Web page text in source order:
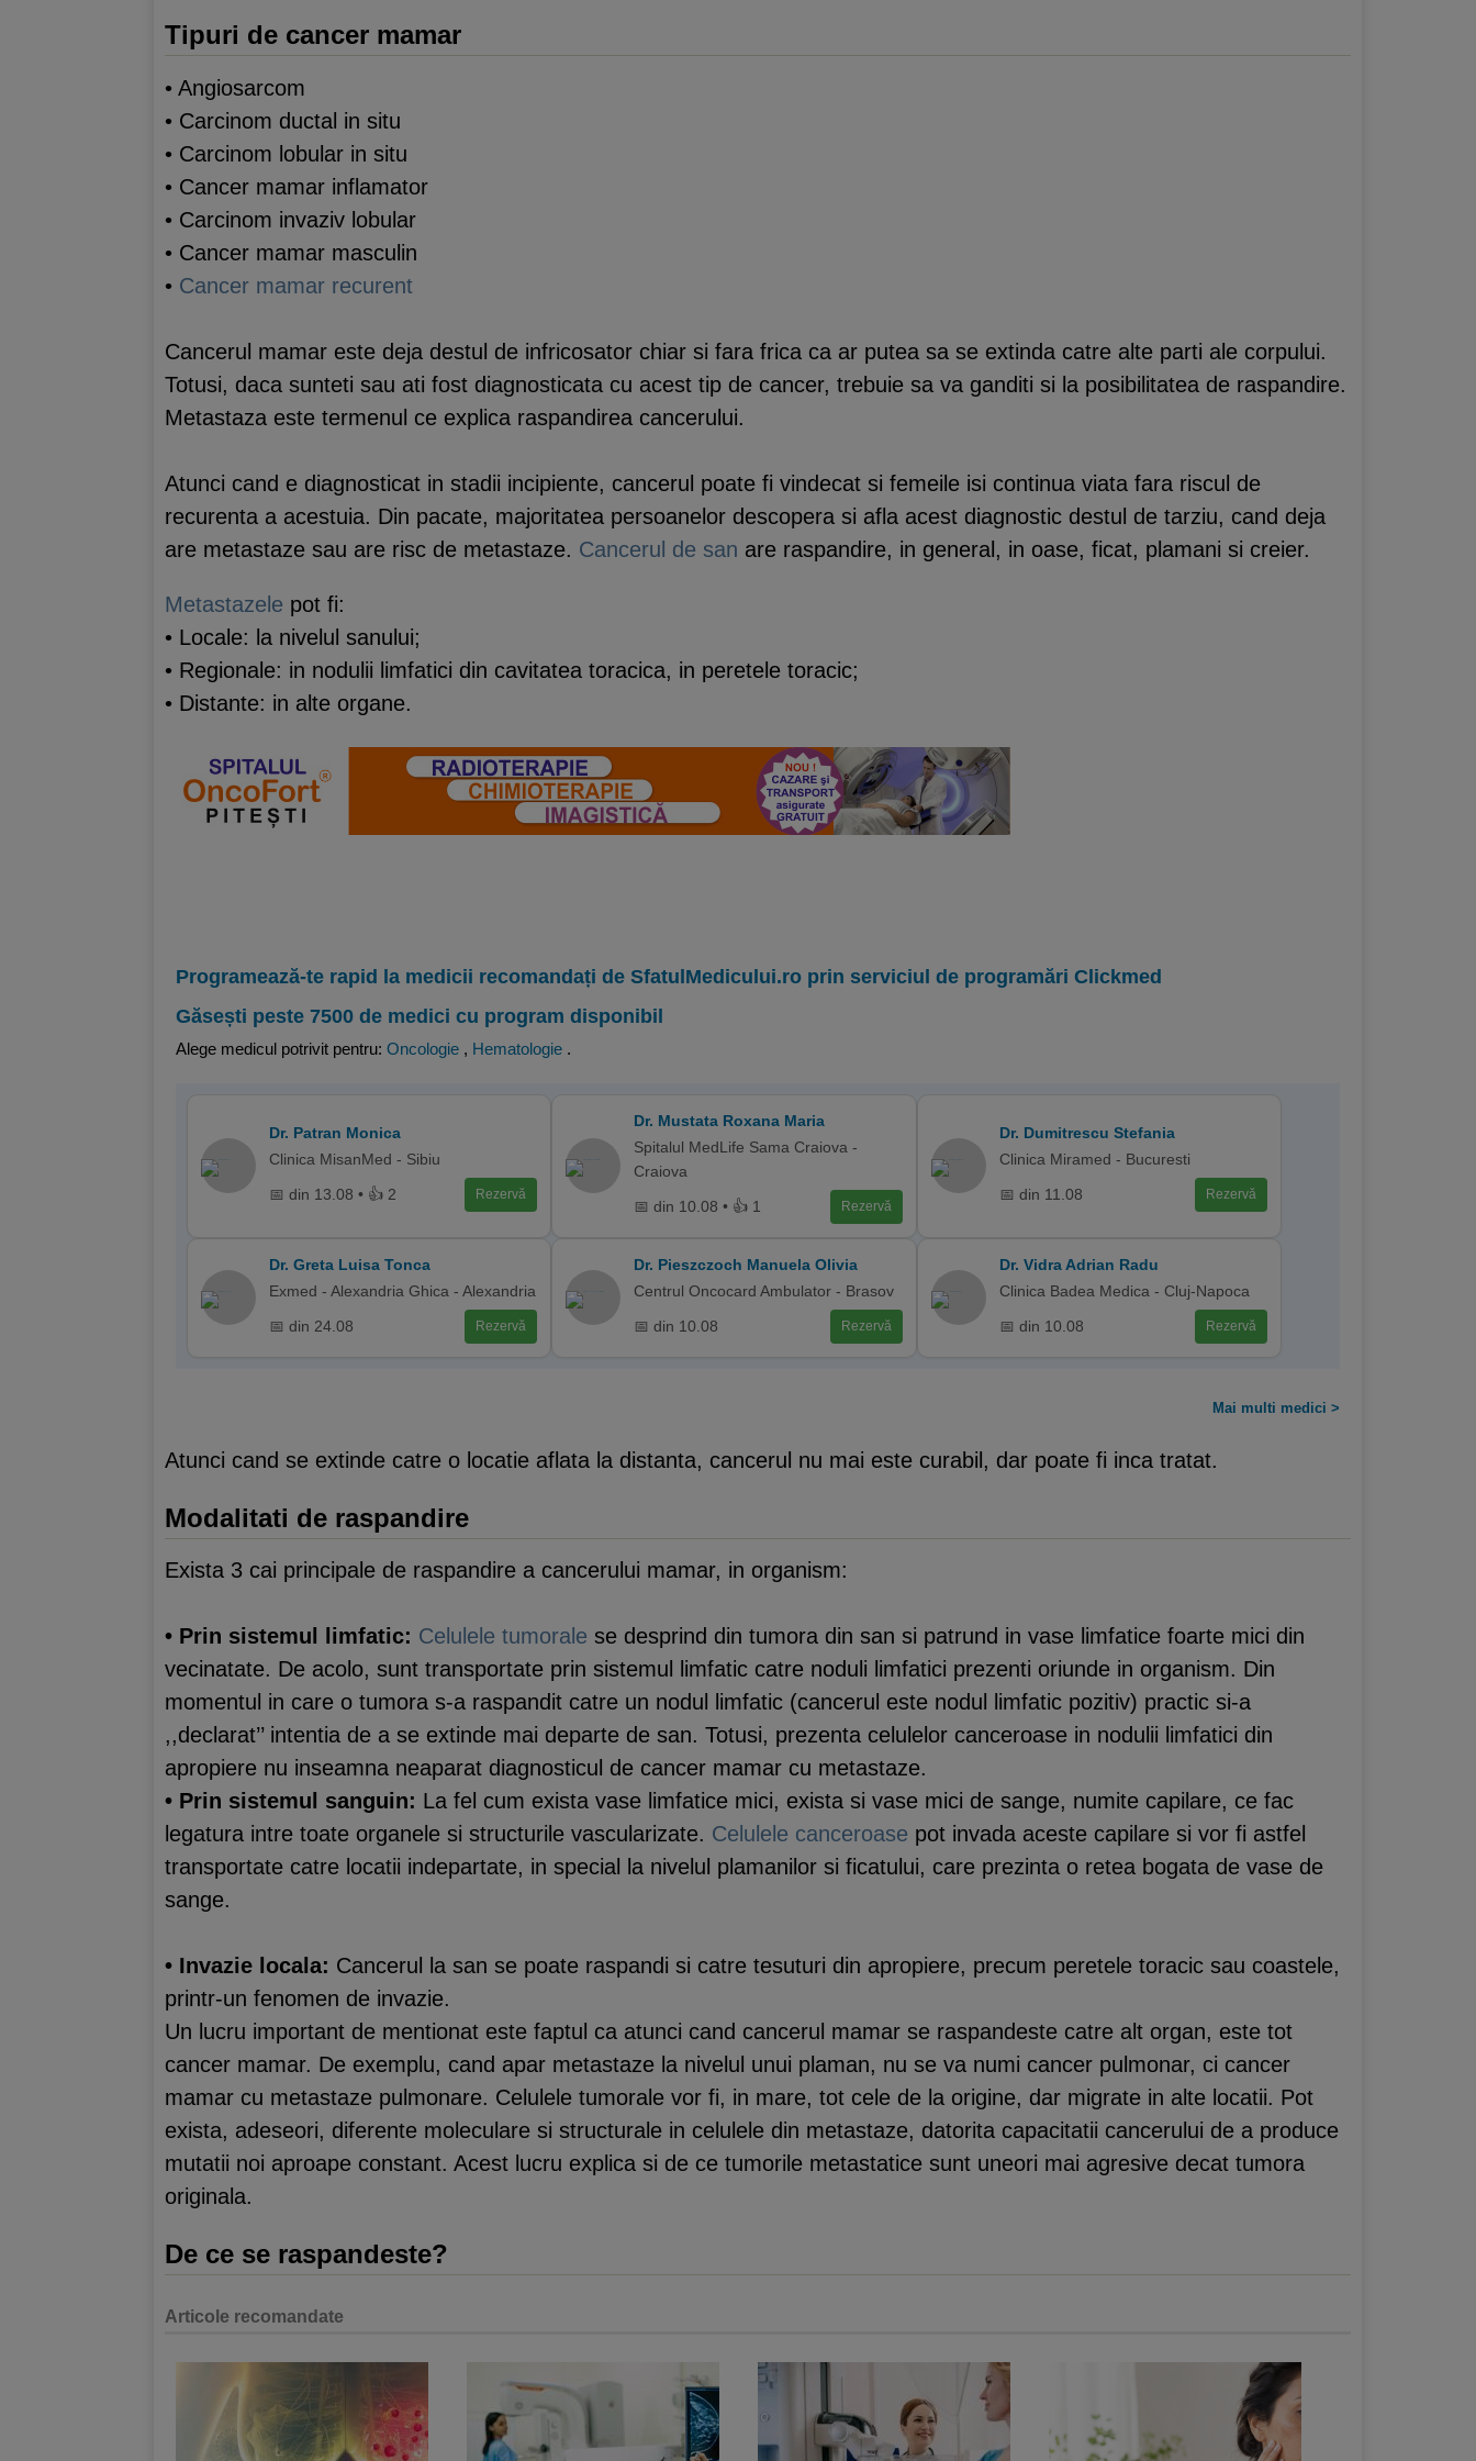
Tipuri de cancer mamar
• Angiosarcom
• Carcinom ductal in situ
• Carcinom lobular in situ
• Cancer mamar inflamator
• Carcinom invaziv lobular
• Cancer mamar masculin
• Cancer mamar recurent
Cancerul mamar este deja destul de infricosator chiar si fara frica ca ar putea sa se extinda catre alte parti ale corpului.
Totusi, daca sunteti sau ati fost diagnosticata cu acest tip de cancer, trebuie sa va ganditi si la posibilitatea de raspandire.
Metastaza este termenul ce explica raspandirea cancerului.
Atunci cand e diagnosticat in stadii incipiente, cancerul poate fi vindecat si femeile isi continua viata fara riscul de
recurenta a acestuia. Din pacate, majoritatea persoanelor descopera si afla acest diagnostic destul de tarziu, cand deja
are metastaze sau are risc de metastaze. Cancerul de san are raspandire, in general, in oase, ficat, plamani si creier.
Metastazele pot fi:
• Locale: la nivelul sanului;
• Regionale: in nodulii limfatici din cavitatea toracica, in peretele toracic;
• Distante: in alte organe.
Programează-te rapid la medicii recomandați de SfatulMedicului.ro prin serviciul de programări Clickmed
Găsești peste 7500 de medici cu program disponibil
Alege medicul potrivit pentru: Oncologie , Hematologie .
Dr. Patran Monica
Clinica MisanMed - Sibiu
📅 din 13.08 • 👍 2 Rezervă
Dr. Mustata Roxana Maria
Spitalul MedLife Sama Craiova -
Craiova
📅 din 10.08 • 👍 1 Rezervă
Dr. Dumitrescu Stefania
Clinica Miramed - Bucuresti
📅 din 11.08 Rezervă
Dr. Greta Luisa Tonca
Exmed - Alexandria Ghica - Alexandria
📅 din 24.08 Rezervă
Dr. Pieszczoch Manuela Olivia
Centrul Oncocard Ambulator - Brasov
📅 din 10.08 Rezervă
Dr. Vidra Adrian Radu
Clinica Badea Medica - Cluj-Napoca
📅 din 10.08 Rezervă
Mai multi medici >
Atunci cand se extinde catre o locatie aflata la distanta, cancerul nu mai este curabil, dar poate fi inca tratat.
Modalitati de raspandire
Exista 3 cai principale de raspandire a cancerului mamar, in organism:
• Prin sistemul limfatic: Celulele tumorale se desprind din tumora din san si patrund in vase limfatice foarte mici din
vecinatate. De acolo, sunt transportate prin sistemul limfatic catre noduli limfatici prezenti oriunde in organism. Din
momentul in care o tumora s-a raspandit catre un nodul limfatic (cancerul este nodul limfatic pozitiv) practic si-a
,,declarat’’ intentia de a se extinde mai departe de san. Totusi, prezenta celulelor canceroase in nodulii limfatici din
apropiere nu inseamna neaparat diagnosticul de cancer mamar cu metastaze.
• Prin sistemul sanguin: La fel cum exista vase limfatice mici, exista si vase mici de sange, numite capilare, ce fac
legatura intre toate organele si structurile vascularizate. Celulele canceroase pot invada aceste capilare si vor fi astfel
transportate catre locatii indepartate, in special la nivelul plamanilor si ficatului, care prezinta o retea bogata de vase de
sange.
• Invazie locala: Cancerul la san se poate raspandi si catre tesuturi din apropiere, precum peretele toracic sau coastele,
printr-un fenomen de invazie.
Un lucru important de mentionat este faptul ca atunci cand cancerul mamar se raspandeste catre alt organ, este tot
cancer mamar. De exemplu, cand apar metastaze la nivelul unui plaman, nu se va numi cancer pulmonar, ci cancer
mamar cu metastaze pulmonare. Celulele tumorale vor fi, in mare, tot cele de la origine, dar migrate in alte locatii. Pot
exista, adeseori, diferente moleculare si structurale in celulele din metastaze, datorita capacitatii cancerului de a produce
mutatii noi aproape constant. Acest lucru explica si de ce tumorile metastatice sunt uneori mai agresive decat tumora
originala.
De ce se raspandeste?
Articole recomandate